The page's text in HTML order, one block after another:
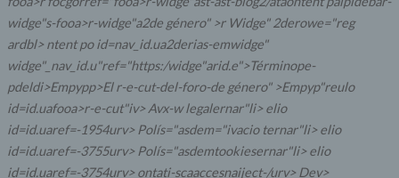
widge"s-fooa>r-widge"a2de género" >r Widge" 2derowe="reg
ardbl> ntent po id=nav_id.ua2derias-emwidge"
widge"_nav_id.u"ref="https:/widge"arid.e">Términope-
pdeldi>Empypp>Elr-e-cut-del-foro-de género" >Empyp"reulo
id=id.uafooa>r-e-cut"iv> Avx-w legalernar"li> elio
id=id.uaref=-1954urv> Polís="asdem="ivacio ternar"li> elio
id=id.uaref=-3755urv> Polís="asdemtookiesernar"li> elio
id=id.uaref=-3754urv> ontati-scaaccesnaiject-/urv> Dev>